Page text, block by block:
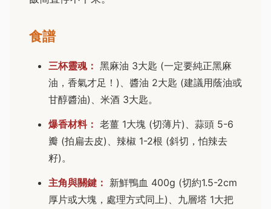
食譜
三杯靈魂： 黑麻油 3大匙 (一定要純正黑麻
油，香氣才足！)、醬油 2大匙 (建議用蔭油或
甘醇醬油)、米酒 3大匙。
爆香材料： 老薑 1大塊 (切薄片)、蒜頭 5-6
瓣 (拍扁去皮)、辣椒 1-2根 (斜切，怕辣去
籽)。
主角與關鍵： 新鮮鴨血 400g (切約1.5-2cm
厚片或大塊，處理方式同上)、九層塔 1大把